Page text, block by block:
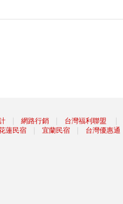
｜ 網路行銷 ｜ 台灣福利聯盟 ｜
蓮民宿 ｜ 宜蘭民宿 ｜ 台灣優惠通